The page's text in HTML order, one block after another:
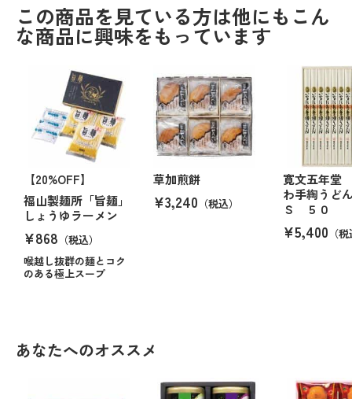
この商品を見ている方は他にもこん
な商品に興味をもっています
【20%OFF】
福山製麺所「旨麺」
しょうゆラーメン
¥868 （税込）
喉越し抜群の麺とコク
のある極上スープ
草加煎餅
¥3,240 （税込）
寛文五年堂
わ手綯うど
Ｓ ５０
¥5,400 （
あなたへのオススメ